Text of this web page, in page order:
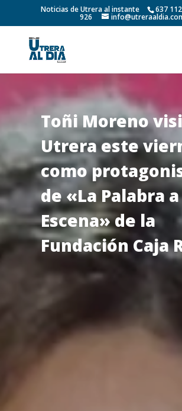
Noticias de Utrera al instante 637
926
Toñi Moreno
Utrera este
como
de «La Palabra a
Escena» de la
Fundación Caja